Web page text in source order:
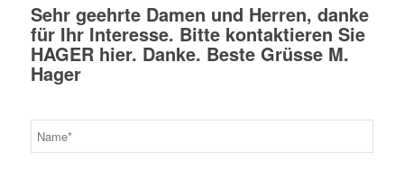
Sehr geehrte Damen und Herren, danke
für Ihr Interesse. Bitte kontaktieren Sie
HAGER hier. Danke. Beste Grüsse M.
Hager